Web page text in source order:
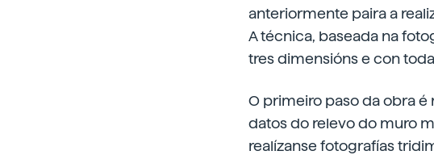
anteriormente paira a
A técnica, baseada na
tres dimensións e con
O primeiro paso da obra é
datos do relevo do muro
realízanse fotografías